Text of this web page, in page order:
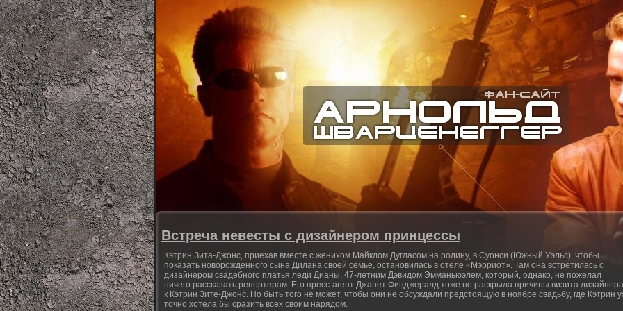
Встреча невесты с дизайнером принцессы
Кэтрин Зита-Джонс, приехав вместе с женихом Майклом Дугласом на родину, в Суонси (Южный Уэльс), чтобы
показать новорожденного сына Дилана своей семье, остановилась в отеле «Мэрриот». Там она встретилась с
дизайнером свадебного платья леди Дианы, 47-летним Дэвидом Эмманьюэлем, который, однако, не пожелал
ничего рассказать репортерам. Его пресс-агент Джанет Фицджералд тоже не раскрыла причины визита дизайнера
к Кэтрин Зите-Джонс. Но быть того не может, чтобы они не обсуждали предстоящую в ноябре свадьбу, где Кэтрин
точно хотела бы сразить всех своим нарядом.